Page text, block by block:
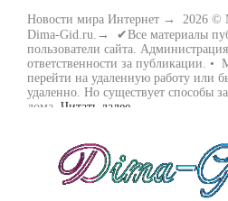
Новости мира Интернет → 2026 ©
Dima-Gid.ru.→ ✔Все материалы
пользователи сайта.
ответственности за публикации.
перейти на удаленную работу или
удаленно. Но существует способы
дома. Читать далее...
много. Все зависит только от вас,
вам придётся по душе. Наш сайт
полезную информацию и новые
появляются на просторах